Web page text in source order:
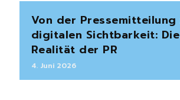
Von der Pressemitteilung
digitalen Sichtbarkeit:
Realität der PR
4. Juni 2026